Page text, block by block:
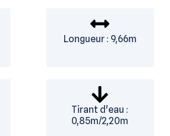
Longueur : 9,66m
Tirant d'eau :
0,85m/2,20m